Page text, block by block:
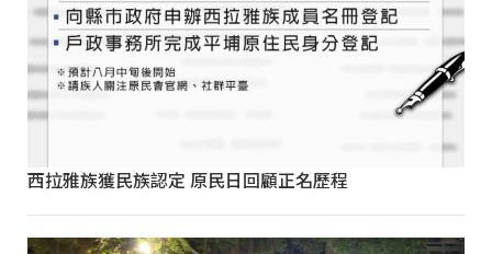
西拉雅族獲民族認定 原民日回顧正名歷程